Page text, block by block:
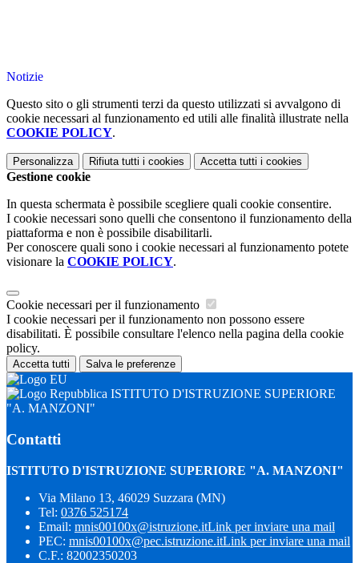
Notizie
Questo sito o gli strumenti terzi da questo utilizzati si avvalgono di
cookie necessari al funzionamento ed utili alle finalità illustrate nella
COOKIE POLICY.
Personalizza Rifiuta tutti i cookies Accetta tutti i cookies
Gestione cookie
In questa schermata è possibile scegliere quali cookie consentire.
I cookie necessari sono quelli che consentono il funzionamento della
piattaforma e non è possibile disabilitarli.
Per conoscere quali sono i cookie necessari al funzionamento potete
visionare la COOKIE POLICY.
Cookie necessari per il funzionamento
I cookie necessari per il funzionamento non possono essere
disabilitati. È possibile consultare l'elenco nella pagina della cookie
policy.
Accetta tutti Salva le preferenze
ISTITUTO D'ISTRUZIONE SUPERIORE
"A. MANZONI"
Contatti
ISTITUTO D'ISTRUZIONE SUPERIORE "A. MANZONI"
Via Milano 13, 46029 Suzzara (MN)
Tel: 0376 525174
Email: mnis00100x@istruzione.itLink per inviare una mail
PEC: mnis00100x@pec.istruzione.itLink per inviare una mail
C.F.: 82002350203